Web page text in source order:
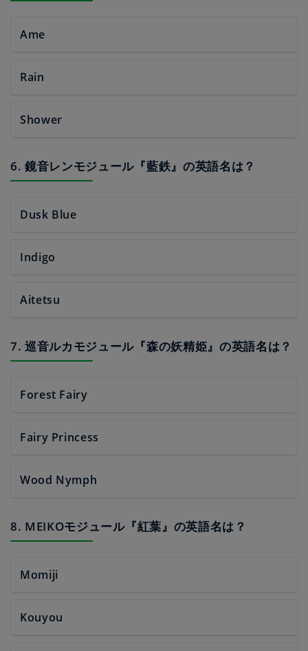
Ame
Rain
Shower
6. 鏡音レンモジュール『藍鉄』の英語名は？
Dusk Blue
Indigo
Aitetsu
7. 巡音ルカモジュール『森の妖精姫』の英語名は？
Forest Fairy
Fairy Princess
Wood Nymph
8. MEIKOモジュール『紅葉』の英語名は？
Momiji
Kouyou